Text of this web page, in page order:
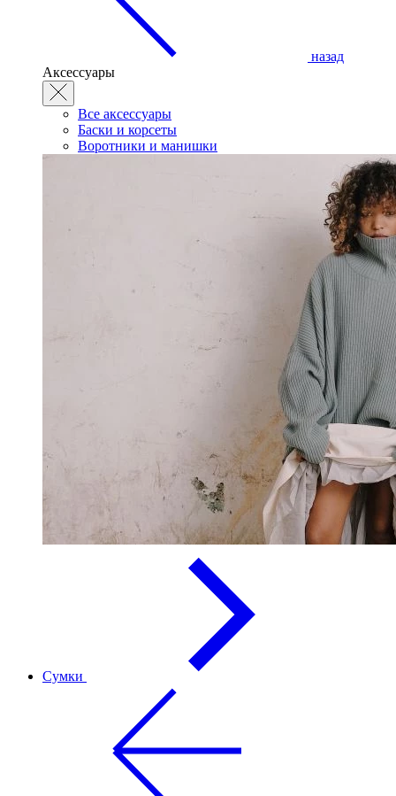
назад
Аксессуары
Все аксессуары
Баски и корсеты
Воротники и манишки
Сумки